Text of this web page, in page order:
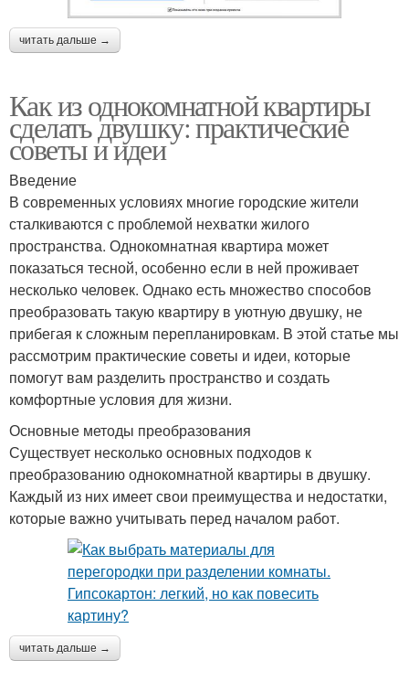
читать дальше →
Как из однокомнатной квартиры
сделать двушку: практические
советы и идеи
Введение
В современных условиях многие городские жители
сталкиваются с проблемой нехватки жилого
пространства. Однокомнатная квартира может
показаться тесной, особенно если в ней проживает
несколько человек. Однако есть множество способов
преобразовать такую квартиру в уютную двушку, не
прибегая к сложным перепланировкам. В этой статье мы
рассмотрим практические советы и идеи, которые
помогут вам разделить пространство и создать
комфортные условия для жизни.
Основные методы преобразования
Существует несколько основных подходов к
преобразованию однокомнатной квартиры в двушку.
Каждый из них имеет свои преимущества и недостатки,
которые важно учитывать перед началом работ.
читать дальше →